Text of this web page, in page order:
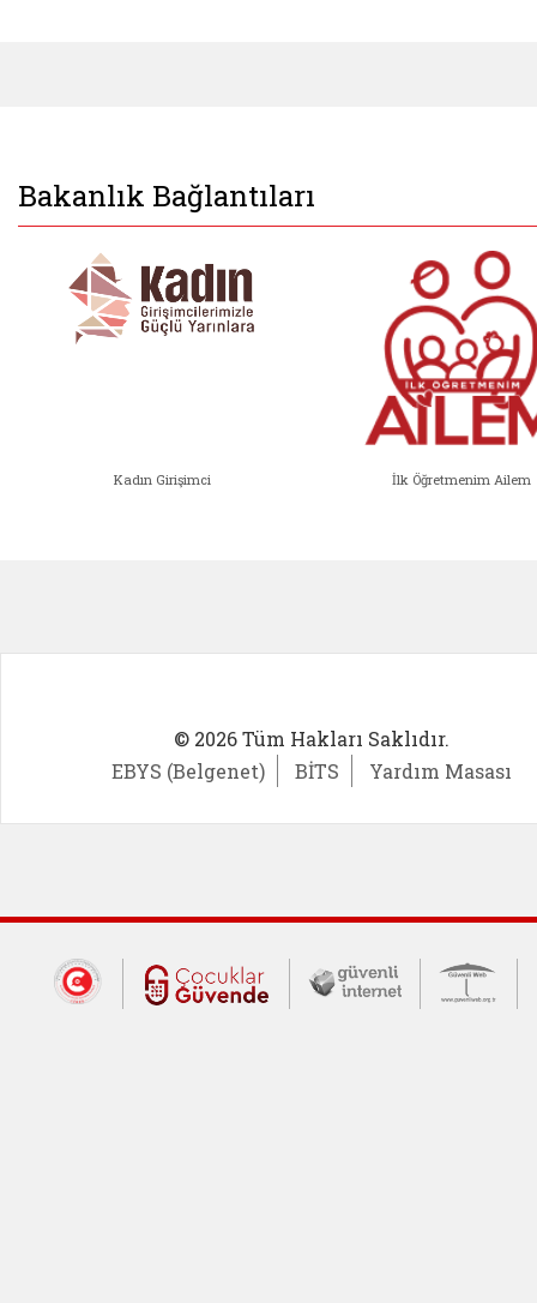
Bakanlık Bağlantıları
Kadın Girişimci İlk Öğretmenim Ailem
© 2026 Tüm Hakları Saklıdır.
EBYS (Belgenet)
BİTS Yardım Masası
Dış Bağlantılar
Cumhurbaşkanlığı İletişim Merkezi
Çocuklar Güvende (yeni
Güvenli